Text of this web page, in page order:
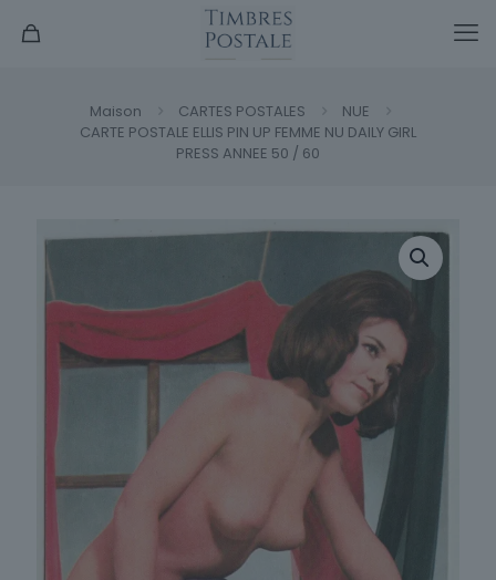
Maison CARTES POSTALES
NUE
CARTE POSTALE ELLIS PIN UP FEMME NU DAILY GIRL
PRESS ANNEE 50 / 60